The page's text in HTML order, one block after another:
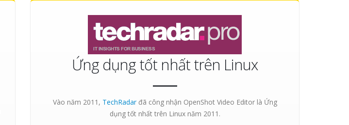
Ứng dụng tốt nhất trên Linux
Vào năm 2011, TechRadarđã công nhận OpenShot Video Editor là Ứng
dụng tốt nhất trên Linuxnăm 2011.